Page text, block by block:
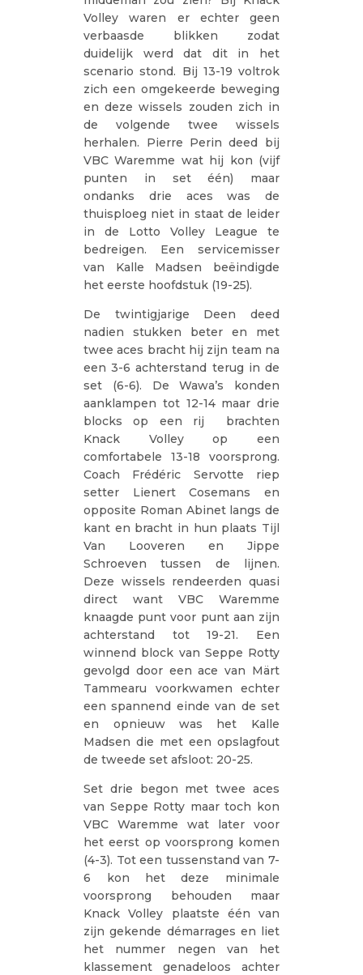
Volley waren er echter geen
verbaasde blikken zodat
duidelijk werd dat dit in het
scenario stond. Bij 13-19 voltrok
zich een omgekeerde beweging
en deze wissels zouden zich in
de volgende twee wissels
herhalen. Pierre Perin deed bij
VBC Waremme wat hij kon (vijf
punten in set één) maar
ondanks drie aces was de
thuisploeg niet in staat de leider
in de Lotto Volley League te
bedreigen. Een servicemisser
van Kalle Madsen beëindigde
het eerste hoofdstuk (19-25).
De twintigjarige Deen deed
nadien stukken beter en met
twee aces bracht hij zijn team na
een 3-6 achterstand terug in de
set (6-6). De Wawa’s konden
aanklampen tot 12-14 maar drie
blocks op een rij brachten
Knack Volley op een
comfortabele 13-18 voorsprong.
Coach Frédéric Servotte riep
setter Lienert Cosemans en
opposite Roman Abinet langs de
kant en bracht in hun plaats Tijl
Van Looveren en Jippe
Schroeven tussen de lijnen.
Deze wissels rendeerden quasi
direct want VBC Waremme
knaagde punt voor punt aan zijn
achterstand tot 19-21. Een
winnend block van Seppe Rotty
gevolgd door een ace van Märt
Tammearu voorkwamen echter
een spannend einde van de set
en opnieuw was het Kalle
Madsen die met een opslagfout
de tweede set afsloot: 20-25.
Set drie begon met twee aces
van Seppe Rotty maar toch kon
VBC Waremme wat later voor
het eerst op voorsprong komen
(4-3). Tot een tussenstand van 7-
6 kon het deze minimale
voorsprong behouden maar
Knack Volley plaatste één van
zijn gekende démarrages en liet
het nummer negen van het
klassement genadeloos achter